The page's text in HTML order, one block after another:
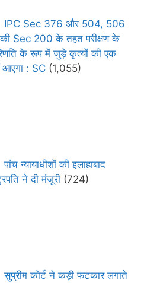
IPC Sec 376 और 504, 506
Sec 200 के तहत परीक्षण के
के रूप में जुड़े कृत्यों की एक
आएगा : SC (1,055)
पांच न्यायाधीशों की इलाहाबाद
ने दी मंजूरी (724)
सुप्रीम कोर्ट ने कड़ी फटकार लगाते